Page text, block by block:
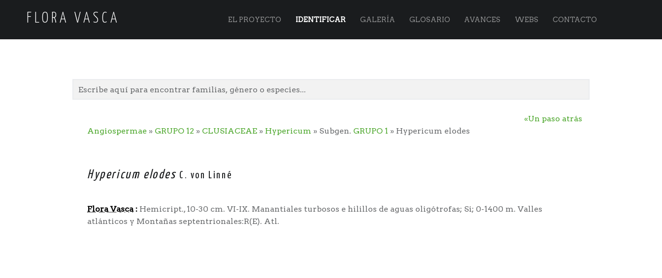
FLORA VASCA Flora
navigation
Skip
EL PROYECTO IDENTIFICAR GALERÍA GLOSARIO AVANCES WEBS CONTACTO
«Un paso atrás
Angiospermae » GRUPO 12 » CLUSIACEAE » Hypericum » Subgen. GRUPO 1 » Hypericum elodes
Hypericum elodes C. von Linné
Flora Vasca: Hemicript., 10-30 cm. VI-IX. Manantiales turbosos e hilillos de aguas oligótrofas; Si; 0-1400 m. Valles
atlánticos y Montañas septentrionales:R(E). Atl.